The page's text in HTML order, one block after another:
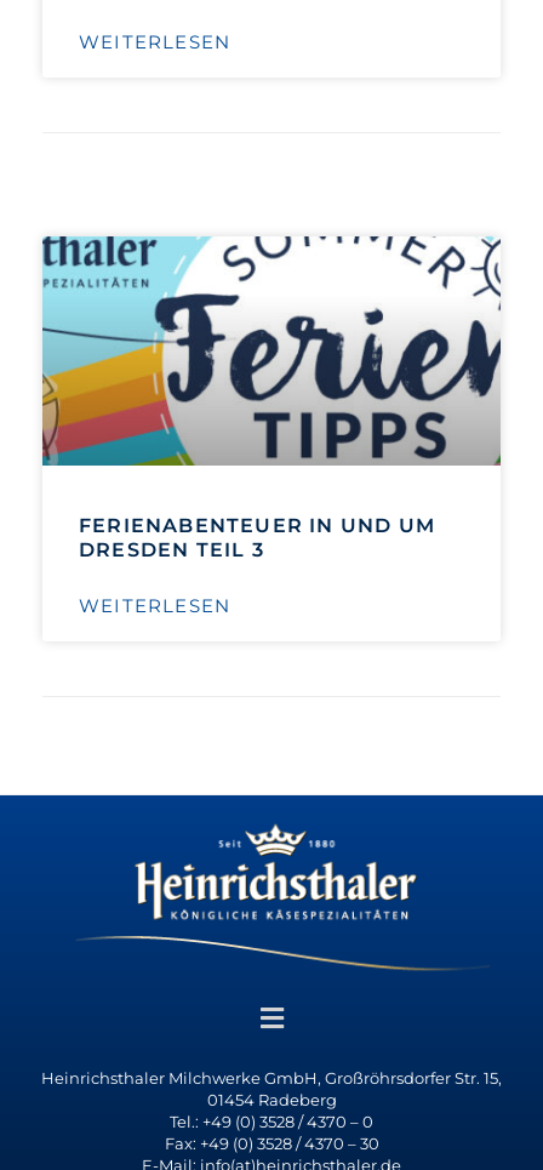
WEITERLESEN
FERIENABENTEUER IN UND UM
DRESDEN TEIL 3
WEITERLESEN
Heinrichsthaler Milchwerke GmbH, Großröhrsdorfer Str. 15,
01454 Radeberg
Tel.: +49 (0) 3528 / 4370 – 0
Fax: +49 (0) 3528 / 4370 – 30
E-Mail: info(at)heinrichsthaler.de